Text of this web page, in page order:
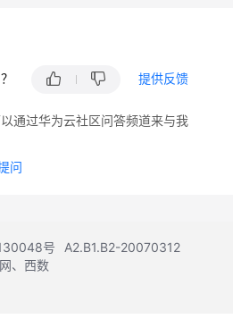
提供反馈
通过华为云社区问答频道来与我
问
号
A2.B1.B2-20070312
、西数